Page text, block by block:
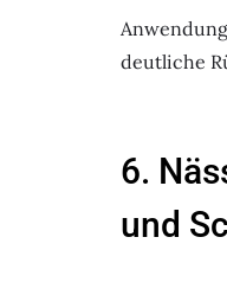
deutliche
6.
und